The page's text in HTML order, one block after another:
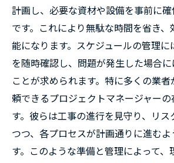
計画し、必要な資材や設備を事前に
です。これにより無駄な時間を省き
能になります。スケジュールの管理
を随時確認し、問題が発生した場合
ことが求められます。特に多くの業
頼できるプロジェクトマネージャー
す。彼らは工事の進行を見守り、リ
つつ、各プロセスが計画通りに進む
す。このような準備と管理によって、